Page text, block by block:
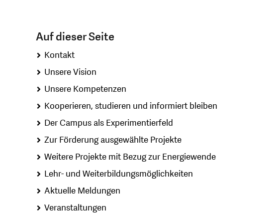
Auf dieser Seite
Kontakt
Unsere Vision
Unsere Kompetenzen
Kooperieren, studieren und informiert bleiben
Der Campus als Experimentierfeld
Zur Förderung ausgewählte Projekte
Weitere Projekte mit Bezug zur Energiewende
Lehr- und Weiterbildungsmöglichkeiten
Aktuelle Meldungen
Veranstaltungen